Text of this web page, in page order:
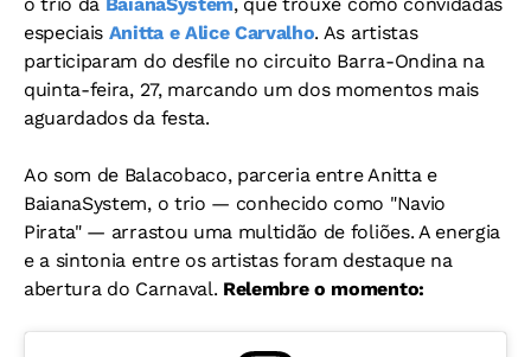
especiais Anitta e Alice Carvalho. As artistas
participaram do desfile no circuito Barra-Ondina na
quinta-feira, 27, marcando um dos momentos mais
aguardados da festa.
Ao som de Balacobaco, parceria entre Anitta e
BaianaSystem, o trio — conhecido como "Navio
Pirata" — arrastou uma multidão de foliões. A energia
e a sintonia entre os artistas foram destaque na
abertura do Carnaval. Relembre o momento: